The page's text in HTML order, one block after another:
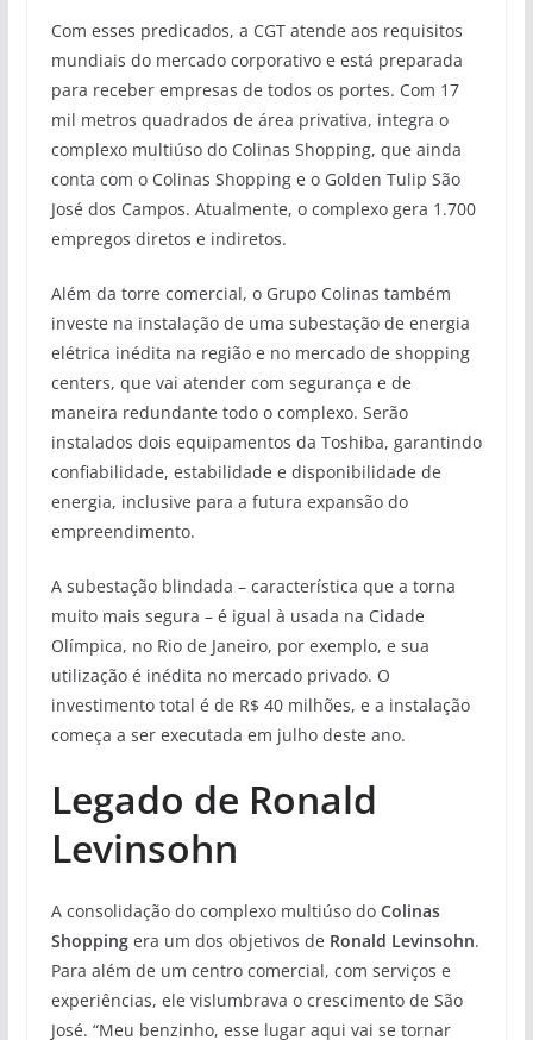
Com esses predicados, a CGT atende aos requisitos
mundiais do mercado corporativo e está preparada
para receber empresas de todos os portes. Com 17
mil metros quadrados de área privativa, integra o
complexo multiúso do Colinas Shopping, que ainda
conta com o Colinas Shopping e o Golden Tulip São
José dos Campos. Atualmente, o complexo gera 1.700
empregos diretos e indiretos.
Além da torre comercial, o Grupo Colinas também
investe na instalação de uma subestação de energia
elétrica inédita na região e no mercado de shopping
centers, que vai atender com segurança e de
maneira redundante todo o complexo. Serão
instalados dois equipamentos da Toshiba, garantindo
confiabilidade, estabilidade e disponibilidade de
energia, inclusive para a futura expansão do
empreendimento.
A subestação blindada – característica que a torna
muito mais segura – é igual à usada na Cidade
Olímpica, no Rio de Janeiro, por exemplo, e sua
utilização é inédita no mercado privado. O
investimento total é de R$ 40 milhões, e a instalação
começa a ser executada em julho deste ano.
Legado de Ronald
Levinsohn
A consolidação do complexo multiúso do Colinas
Shopping era um dos objetivos de Ronald Levinsohn.
Para além de um centro comercial, com serviços e
experiências, ele vislumbrava o crescimento de São
José. “Meu benzinho, esse lugar aqui vai se tornar